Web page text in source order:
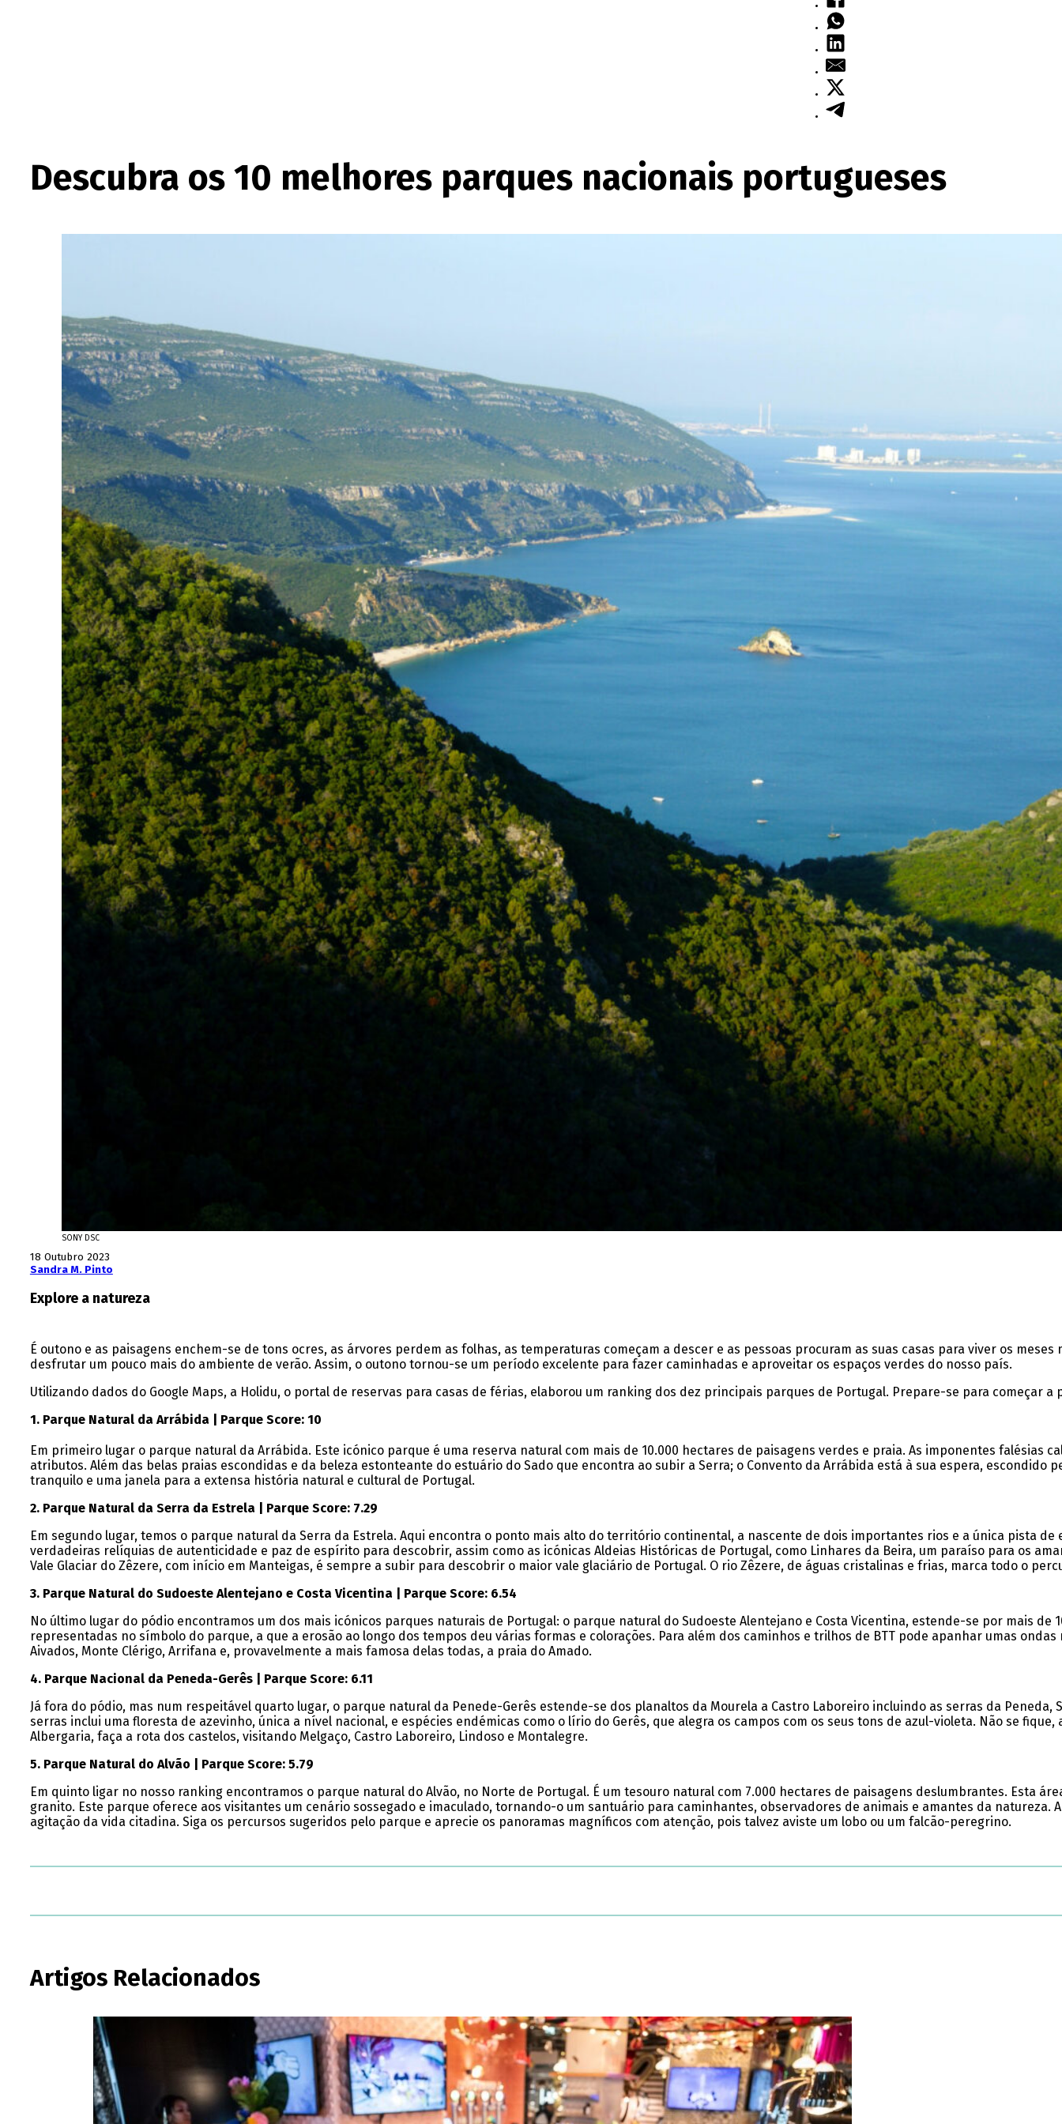
Descubra os 10 melhores parques nacionais portugueses
SONY DSC
18 Outubro 2023
Sandra M. Pinto
Explore a natureza
É outono e as paisagens enchem-se de tons ocres, as árvores perdem as folhas, as temperaturas começam a descer e as pessoas procuram as suas casas para viver os
desfrutar um pouco mais do ambiente de verão. Assim, o outono tornou-se um período excelente para fazer caminhadas e aproveitar os espaços verdes do nosso país.
Utilizando dados do Google Maps, a Holidu, o portal de reservas para casas de férias, elaborou um ranking dos dez principais parques de Portugal. Prepare-se para começar
1. Parque Natural da Arrábida | Parque Score: 10
Em primeiro lugar o parque natural da Arrábida. Este icónico parque é uma reserva natural com mais de 10.000 hectares de paisagens verdes e praia. As imponentes falésias
atributos. Além das belas praias escondidas e da beleza estonteante do estuário do Sado que encontra ao subir a Serra; o Convento da Arrábida está à sua espera,
tranquilo e uma janela para a extensa história natural e cultural de Portugal.
2. Parque Natural da Serra da Estrela | Parque Score: 7.29
Em segundo lugar, temos o parque natural da Serra da Estrela. Aqui encontra o ponto mais alto do território continental, a nascente de dois importantes rios e a única pista
verdadeiras relíquias de autenticidade e paz de espírito para descobrir, assim como as icónicas Aldeias Históricas de Portugal, como Linhares da Beira, um paraíso para os
Vale Glaciar do Zêzere, com início em Manteigas, é sempre a subir para descobrir o maior vale glaciário de Portugal. O rio Zêzere, de águas cristalinas e frias, marca todo o
3. Parque Natural do Sudoeste Alentejano e Costa Vicentina | Parque Score: 6.54
No último lugar do pódio encontramos um dos mais icónicos parques naturais de Portugal: o parque natural do Sudoeste Alentejano e Costa Vicentina, estende-se por mais de
representadas no símbolo do parque, a que a erosão ao longo dos tempos deu várias formas e colorações. Para além dos caminhos e trilhos de BTT pode apanhar umas
Aivados, Monte Clérigo, Arrifana e, provavelmente a mais famosa delas todas, a praia do Amado.
4. Parque Nacional da Peneda-Gerês | Parque Score: 6.11
Já fora do pódio, mas num respeitável quarto lugar, o parque natural da Penede-Gerês estende-se dos planaltos da Mourela a Castro Laboreiro incluindo as serras da Peneda,
serras inclui uma floresta de azevinho, única a nível nacional, e espécies endémicas como o lírio do Gerês, que alegra os campos com os seus tons de azul-violeta. Não se
Albergaria, faça a rota dos castelos, visitando Melgaço, Castro Laboreiro, Lindoso e Montalegre.
5. Parque Natural do Alvão | Parque Score: 5.79
Em quinto ligar no nosso ranking encontramos o parque natural do Alvão, no Norte de Portugal. É um tesouro natural com 7.000 hectares de paisagens deslumbrantes. Esta
granito. Este parque oferece aos visitantes um cenário sossegado e imaculado, tornando-o um santuário para caminhantes, observadores de animais e amantes da
agitação da vida citadina. Siga os percursos sugeridos pelo parque e aprecie os panoramas magníficos com atenção, pois talvez aviste um lobo ou um falcão-peregrino.
Artigos Relacionados